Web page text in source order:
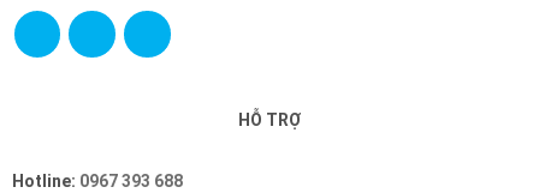
HỖ TRỢ
Hotline: 0967 393 688